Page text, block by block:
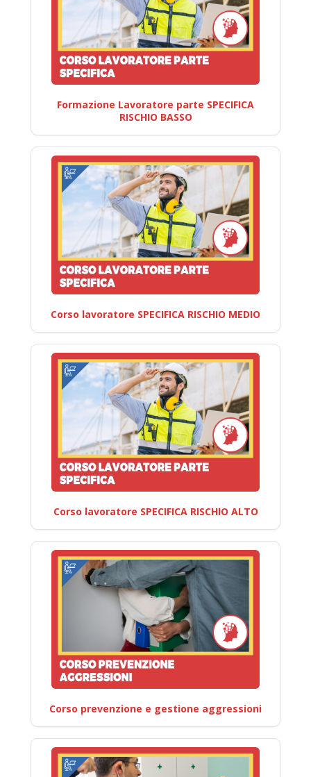
Formazione Lavoratore parte SPECIFICA
RISCHIO BASSO
Corso lavoratore SPECIFICA RISCHIO MEDIO
Corso lavoratore SPECIFICA RISCHIO ALTO
Corso prevenzione e gestione aggressioni